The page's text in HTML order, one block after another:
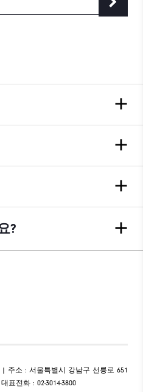
?
주소 : 서울특별시 강남구 선릉로 651
표전화 : 02-3014-3800